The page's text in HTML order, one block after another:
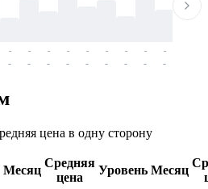
-
-
-
-
-
-
-
-
-
-
-
-
-
-
-
-
-
-
цена в одну сторону
Месяц
Средняя
цена
Уровень Месяц